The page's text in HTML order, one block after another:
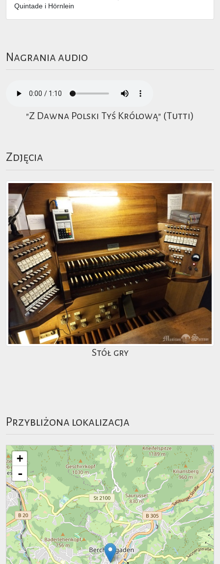
Quintade i Hörnlein
Nagrania audio
"Z Dawna Polski Tyś Królową" (Tutti)
Zdjęcia
Stół gry
Przybliżona lokalizacja
+
-